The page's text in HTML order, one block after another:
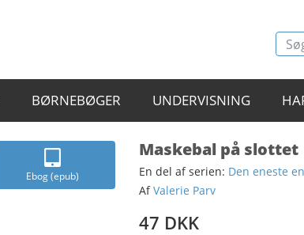
BØRNEBØGER UNDERVISNING
Ebog (epub)
Maskebal på slottet
En del af serien: Den eneste
AfValerie Parv
47 DKK